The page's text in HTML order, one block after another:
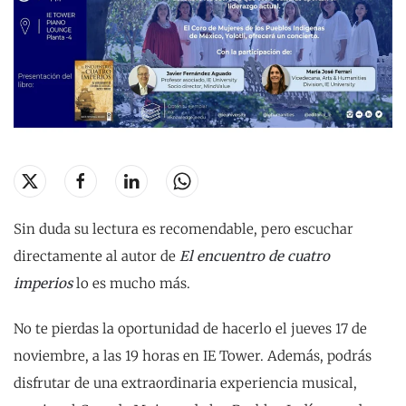
Sin duda su lectura es recomendable, pero escuchar
directamente al autor de El encuentro de cuatro
imperioslo es mucho más.
No te pierdas la oportunidad de hacerlo el jueves 17 de
noviembre, a las 19 horas en IE Tower. Además, podrás
disfrutar de una extraordinaria experiencia musical,